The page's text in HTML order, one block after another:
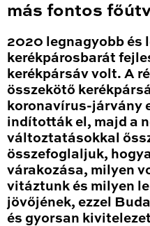
más fontos
2020 legnagyobb és
kerékpárosbarát
kerékpársáv volt. A
összekötő
koronavírus-járvány
indították el, majd a
változtatásokkal
összefoglaljuk,
várakozása, milyen
vitáztunk és milyen
jövőjének, ezzel
és gyorsan